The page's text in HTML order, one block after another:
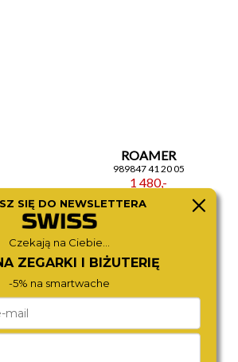
ROAMER
989847 41 20 05
1 480,-
SIĘ DO NEWSLETTERA
Czekają na Ciebie...
ZEGARKI I BIŻUTERIĘ
-5% na smartwache